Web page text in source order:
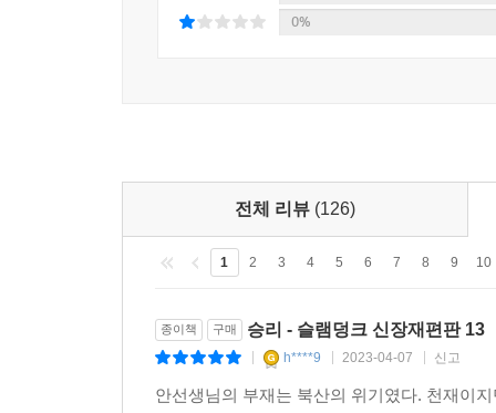
0%
전체 리뷰 (126)
1 2 3 4 5 6 7 8 9 10
종이책 구매 승리 - 슬램덩크 신장재편판 13
h****9 2023-04-07 신고
안선생님의 부재는 북산의 위기였다. 천재이